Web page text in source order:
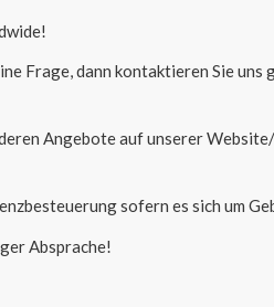
Frage, dann kontaktieren Sie uns
Angebote auf unserer
sofern es sich um
Absprache!